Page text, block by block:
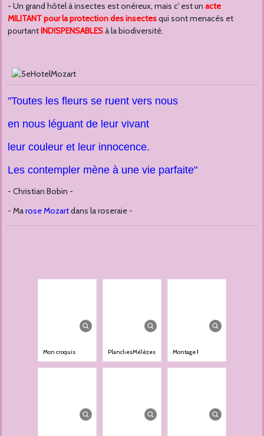
- Un grand hôtel à insectes est onéreux, mais c' est un acte
MILITANT pour la protection des insectesqui sont menacés et
pourtantINDISPENSABLESà la biodiversité.
"Toutes les fleurs se ruent vers nous
en nous léguant de leur vivant
leur couleur et leur innocence.
Les contempler mène à une vie parfaite"
- Christian Bobin -
- Marose Mozartdans la roseraie -
Mon croquis PlanchesMélèzes Montage 1